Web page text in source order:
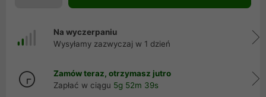
Na wyczerpaniu
Wysyłamy zazwyczaj w 1 dzień
Zamów teraz, otrzymasz jutro
Zapłać w ciągu 5g 52m 39s